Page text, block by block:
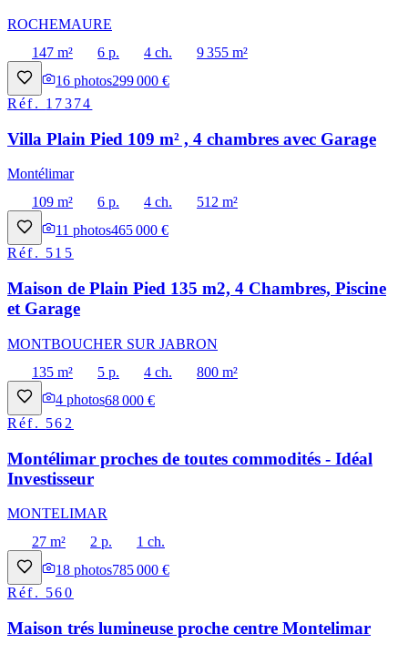
ROCHEMAURE
147 m²
6 p. 4 ch.
9 355 m²
16 photos299 000 €
Réf. 17374
Villa Plain Pied 109 m² , 4 chambres avec Garage
Montélimar
109 m²
6 p. 4 ch.
512 m²
11 photos465 000 €
Réf. 515
Maison de Plain Pied 135 m2, 4 Chambres, Piscine
et Garage
MONTBOUCHER SUR JABRON
135 m²
5 p. 4 ch.
800 m²
4 photos68 000 €
Réf. 562
Montélimar proches de toutes commodités - Idéal
Investisseur
MONTELIMAR
27 m²
2 p.
1 ch.
18 photos785 000 €
Réf. 560
Maison trés lumineuse proche centre Montelimar